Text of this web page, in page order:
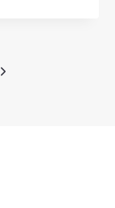
Volgende